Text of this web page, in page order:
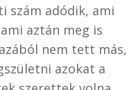
szám adódik, ami
aztán meg is
nem tett más,
azokat a